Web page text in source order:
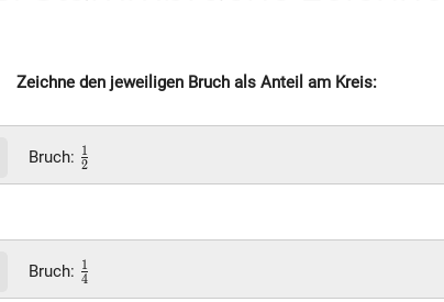
Zeichne den jeweiligen Bruch als Anteil am Kreis:
Bruch: \frac{1}
2
1
Bruch: \frac{1}
4
1